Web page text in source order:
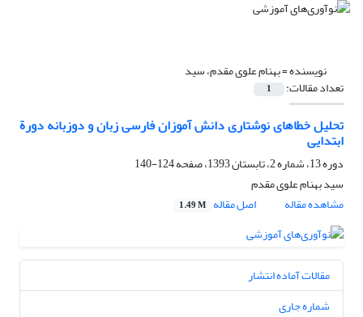
نویسنده =بهنام علوی مقدم، سید
تعداد مقالات: 1
تحلیل خطاهای نوشتاری دانش آموزان فارسی زبان و دوزبانه دورة
ابتدایی
دوره 13، شماره 2، تابستان 1393، صفحه
124-140
سید بهنام علوی مقدم
مشاهده مقاله
اصل مقاله 1.49 M
مقالات آماده انتشار
شماره جاری